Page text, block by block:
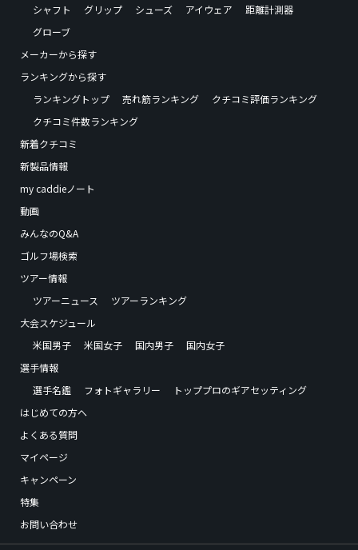
シャフト
グリップ シューズ アイウェア
距離計測器
グローブ
メーカーから探す
ランキングから探す
ランキングトップ
売れ筋ランキング
クチコミ評価ランキング
クチコミ件数ランキング
新着クチコミ
新製品情報
my caddieノート
動画
みんなのQ&A
ゴルフ場検索
ツアー情報
ツアーニュース
ツアーランキング
大会スケジュール
米国男子
米国女子 国内男子
国内女子
選手情報
選手名鑑
フォトギャラリー
トッププロのギアセッティング
はじめての方へ
よくある質問
マイページ
キャンペーン
特集
お問い合わせ